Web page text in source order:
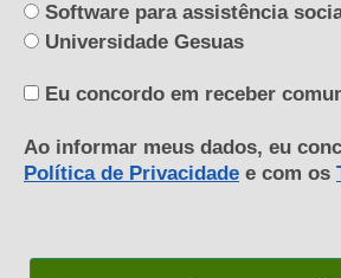
Software para assistência
Universidade Gesuas
Eu concordo em receber
Ao informar meus dados, eu
Política de Privacidade e com os